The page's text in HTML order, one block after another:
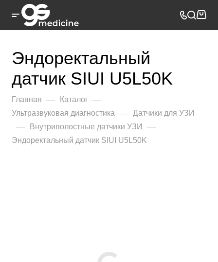
Эндоректальный
датчик SIUI U5L50K
Главная — Каталог —
Ультразвуковая диагностика — Датчики для УЗИ
— Внутриполостные датчики УЗИ —
Эндоректальный датчик SIUI U5L50K